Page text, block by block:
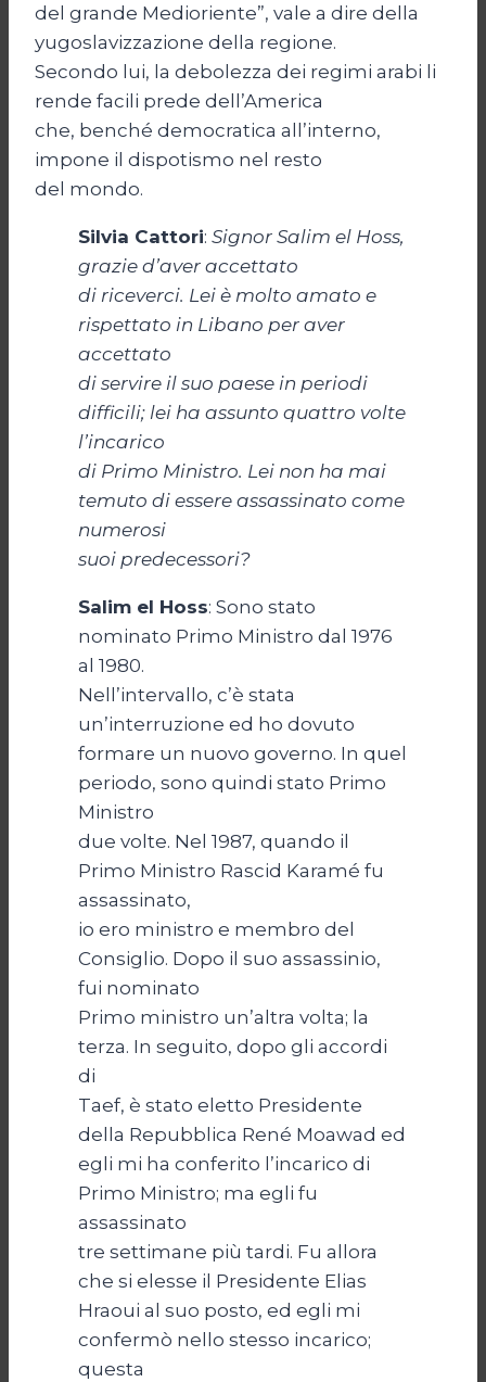
del grande Medioriente”, vale a dire della
yugoslavizzazione della regione.
Secondo lui, la debolezza dei regimi arabi li
rende facili prede dell’America
che, benché democratica all’interno,
impone il dispotismo nel resto
del mondo.
Silvia Cattori: Signor Salim el Hoss,
grazie d’aver accettato
di riceverci. Lei è molto amato e
rispettato in Libano per aver
accettato
di servire il suo paese in periodi
difficili; lei ha assunto quattro volte
l’incarico
di Primo Ministro. Lei non ha mai
temuto di essere assassinato come
numerosi
suoi predecessori?
Salim el Hoss: Sono stato
nominato Primo Ministro dal 1976
al 1980.
Nell’intervallo, c’è stata
un’interruzione ed ho dovuto
formare un nuovo governo. In quel
periodo, sono quindi stato Primo
Ministro
due volte. Nel 1987, quando il
Primo Ministro Rascid Karamé fu
assassinato,
io ero ministro e membro del
Consiglio. Dopo il suo assassinio,
fui nominato
Primo ministro un’altra volta; la
terza. In seguito, dopo gli accordi
di
Taef, è stato eletto Presidente
della Repubblica René Moawad ed
egli mi ha conferito l’incarico di
Primo Ministro; ma egli fu
assassinato
tre settimane più tardi. Fu allora
che si elesse il Presidente Elias
Hraoui al suo posto, ed egli mi
confermò nello stesso incarico;
questa